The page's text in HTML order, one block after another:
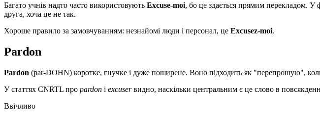
Багато учнів надто часто використовують Excuse-moi, бо це здається прямим перекладом. У
друга, хоча це не так.
Хороше правило за замовчуванням: незнайомі люди і персонал, це Excusez-moi.
Pardon
Pardon (par-DOHN) коротке, гнучке і дуже поширене. Воно підходить як "перепрошую",
У статтях CNRTL про pardon і excuserвидно, наскільки центральним є це слово в
Ввічливо